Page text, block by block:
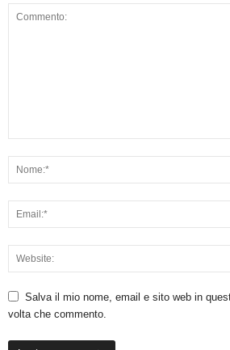
Salva il mio nome, email e sito web in
volta che commento.